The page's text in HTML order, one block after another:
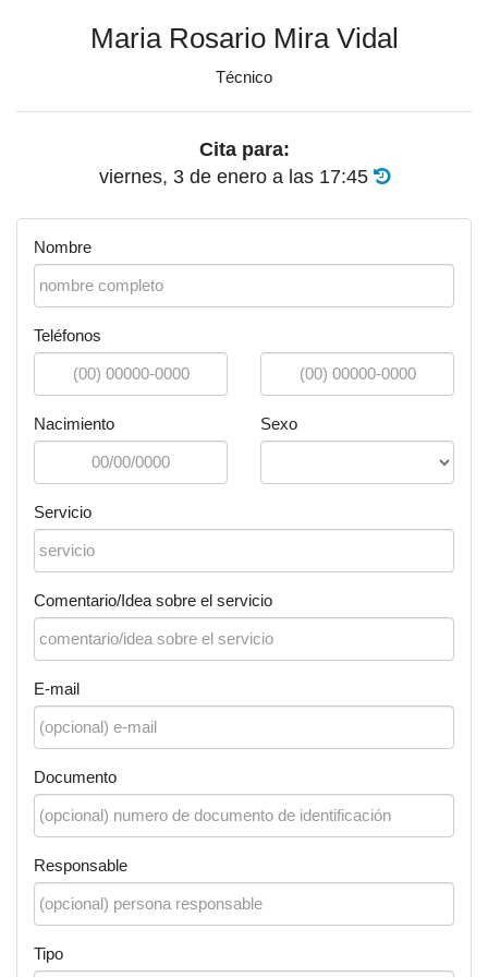
Maria Rosario Mira Vidal
Técnico
Cita para:
viernes, 3 de enero a las 17:45
Nombre
Teléfonos
Nacimiento Sexo
Servicio
Comentario/Idea sobre el servicio
E-mail
Documento
Responsable
Tipo